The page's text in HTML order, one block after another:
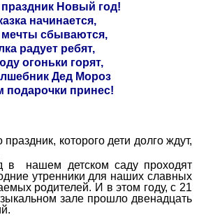
Новый год!
начинается,
мечты сбываются,
радует ребят,
огоньки горят,
Дед Мороз
подарочки принес!
которого дети долго ждут,
детском саду проходят
утренники для наших славных
родителей. И в этом году, c 21
зале прошло двенадцать